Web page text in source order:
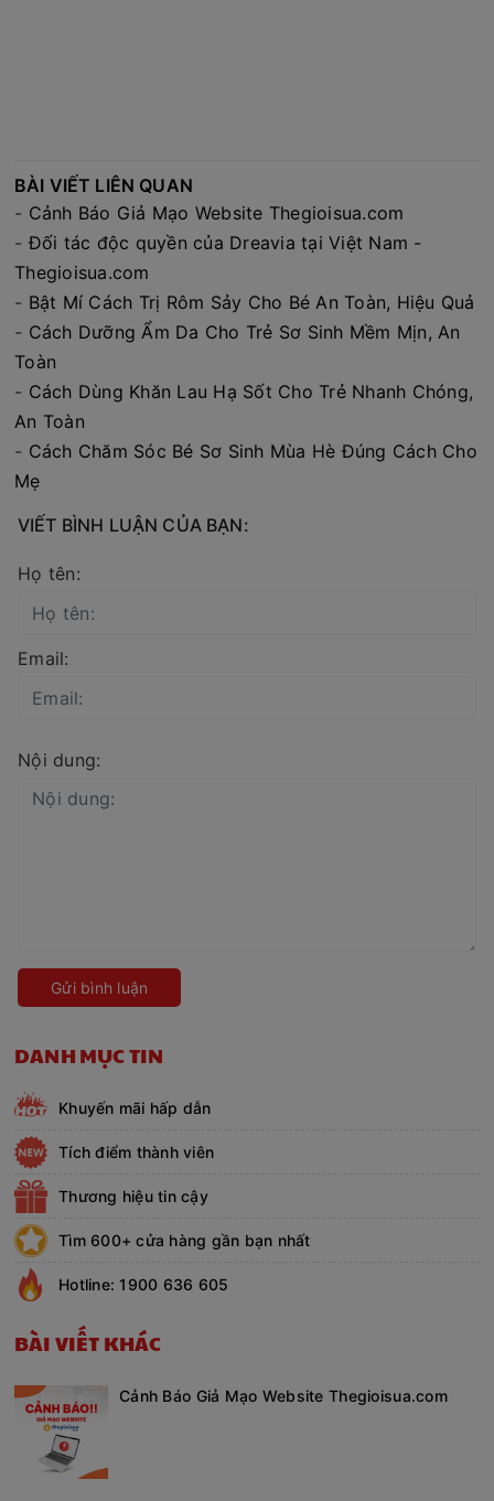
BÀI VIẾT LIÊN QUAN
- Cảnh Báo Giả Mạo Website Thegioisua.com
-Đối tác độc quyền của Dreavia tại Việt Nam -
Thegioisua.com
- Bật Mí Cách Trị Rôm Sảy Cho Bé An Toàn, Hiệu Quả
- Cách Dưỡng Ẩm Da Cho Trẻ Sơ Sinh Mềm Mịn, An
Toàn
- Cách Dùng Khăn Lau Hạ Sốt Cho Trẻ Nhanh Chóng,
An Toàn
- Cách Chăm Sóc Bé Sơ Sinh Mùa Hè Đúng Cách Cho
Mẹ
VIẾT BÌNH LUẬN CỦA BẠN:
Họ tên:
Email:
Nội dung:
Gửi bình luận
DANH MỤC TIN
Khuyến mãi hấp dẫn
Tích điểm thành viên
Thương hiệu tin cậy
Tìm 600+ cửa hàng gần bạn nhất
Hotline: 1900 636 605
BÀI VIẾT KHÁC
Cảnh Báo Giả Mạo Website Thegioisua.com